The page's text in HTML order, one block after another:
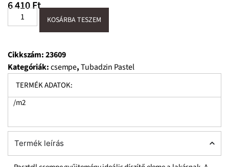
6 410Ft
KOSÁRBA TESZEM
Cikkszám:23609
Kategóriák:csempe,Tubadzin Pastel
TERMÉK ADATOK:
/m2
Termék leírás